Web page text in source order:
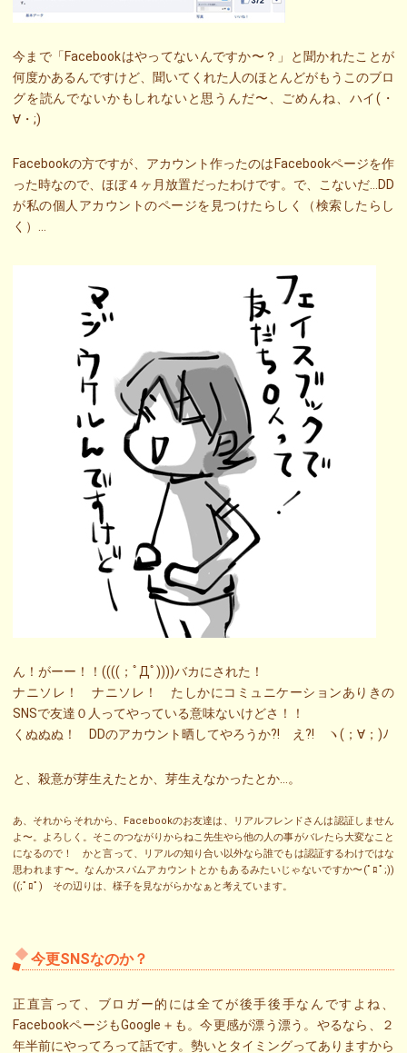
今まで「Facebookはやってないんですか〜？」と聞かれたことが
何度かあるんですけど、聞いてくれた人のほとんどがもうこのブロ
グを読んでないかもしれないと思うんだ〜、ごめんね、ハイ(・
∀・;)
Facebookの方ですが、アカウント作ったのはFacebookページを作
った時なので、ほぼ４ヶ月放置だったわけです。で、こないだ…DD
が私の個人アカウントのページを見つけたらしく（検索したらし
く）…
ん！がーー！！((((；ﾟДﾟ))))バカにされた！
ナニソレ！ ナニソレ！ たしかにコミュニケーションありきの
SNSで友達０人ってやっている意味ないけどさ！！
くぬぬぬ！ DDのアカウント晒してやろうか?! え?! ヽ(；∀；)ﾉ
と、殺意が芽生えたとか、芽生えなかったとか…。
あ、それからそれから、Facebookのお友達は、リアルフレンドさんは認証しません
よ〜。よろしく。そこのつながりからねこ先生やら他の人の事がバレたら大変なこと
になるので！ かと言って、リアルの知り合い以外なら誰でもは認証するわけではな
思われます〜。なんかスパムアカウントとかもあるみたいじゃないですか〜(ﾟﾛﾟ;))
((;ﾟﾛﾟ) その辺りは、様子を見ながらかなぁと考えています。
今更SNSなのか？
正直言って、ブロガー的には全てが後手後手なんですよね、
FacebookページもGoogle＋も。今更感が漂う漂う。やるなら、２
年半前にやってろって話です。勢いとタイミングってありますから